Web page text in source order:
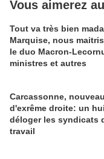
Vous aimerez
Tout va très bien
Marquise, nous
le duo Macron-
ministres et autres
Carcassonne,
d'exrême droite: un
déloger les syndicats
travail